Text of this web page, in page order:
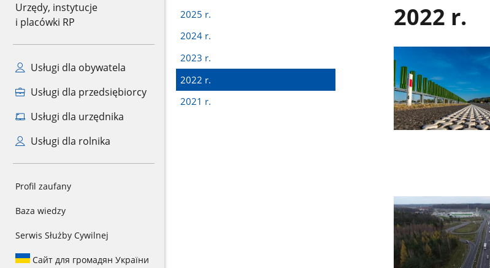
Urzędy, instytucje
i placówki RP
Usługi dla obywatela
Usługi dla przedsiębiorcy
Usługi dla urzędnika
Usługi dla rolnika
Profil zaufany
Baza wiedzy
Serwis Służby Cywilnej
Сайт для громадян України
2025 r.
2024 r.
2023 r.
2022 r.
2021 r.
2022 r.